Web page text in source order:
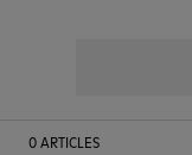
0ARTICLES